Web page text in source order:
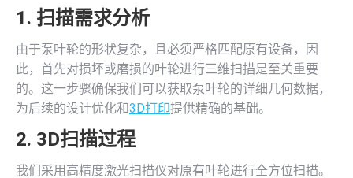
1. 扫描需求分析
由于泵叶轮的形状复杂，且必须严格匹配原有设备，因
此，首先对损坏或磨损的叶轮进行三维扫描是至关重要
的。这一步骤确保我们可以获取泵叶轮的详细几何数据，
为后续的设计优化和3D打印提供精确的基础。
2. 3D扫描过程
我们采用高精度激光扫描仪对原有叶轮进行全方位扫描。